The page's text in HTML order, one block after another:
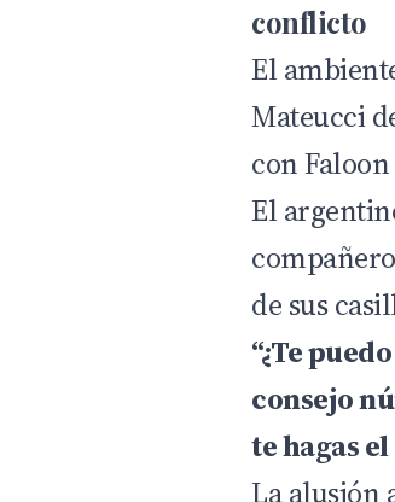
conflicto
El
Mateucci
con
El
de sus
“¿Te
consejo
te hagas
La alusión